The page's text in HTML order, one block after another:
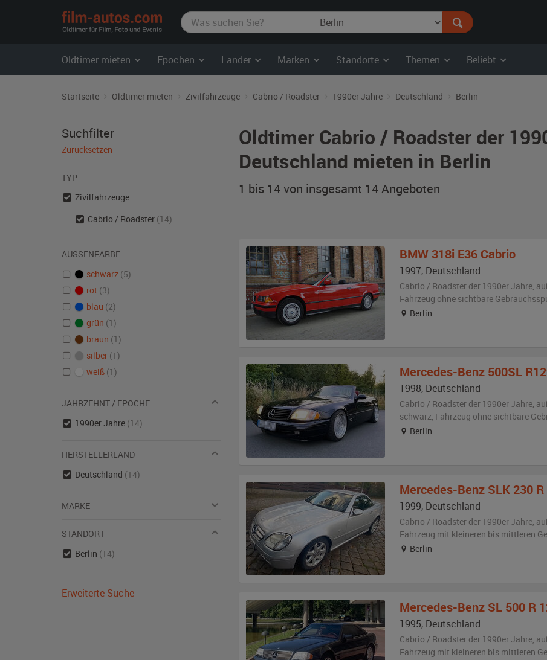
film-
autos.com
Oldtimer mieten Epochen Länder Marken Standorte Themen Beliebt
Startseite Oldtimer mieten Zivilfahrzeuge Cabrio / Roadster 1990er Jahre Deutschland Berlin
Oldtimer Cabrio / Roadster der
Deutschland mieten in Berlin
1 bis 14 von insgesamt 14Angeboten
BMW 318i E36 Cabrio
1997, Deutschland
Cabrio / Roadster der 1990er Jahre,
Fahrzeug ohne sichtbare
Berlin
Mercedes-Benz 500SL R129
1998, Deutschland
Cabrio / Roadster der 1990er Jahre,
schwarz, Fahrzeug ohne sichtbare
Berlin
Mercedes-Benz SLK 230
1999, Deutschland
Cabrio / Roadster der 1990er Jahre,
Fahrzeug mit kleineren bis mittleren
Berlin
Mercedes-Benz SL 500 R
1995, Deutschland
Cabrio / Roadster der 1990er Jahre,
Fahrzeug mit kleineren bis mittleren
Suchfilter
Zurücksetzen
TYP
Zivilfahrzeuge
Cabrio / Roadster (14)
AUSSENFARBE
schwarz (5)
rot (3)
blau (2)
grün (1)
braun (1)
silber (1)
weiß (1)
JAHRZEHNT / EPOCHE
1990er Jahre (14)
HERSTELLERLAND
Deutschland (14)
MARKE
STANDORT
Berlin (14)
Erweiterte Suche